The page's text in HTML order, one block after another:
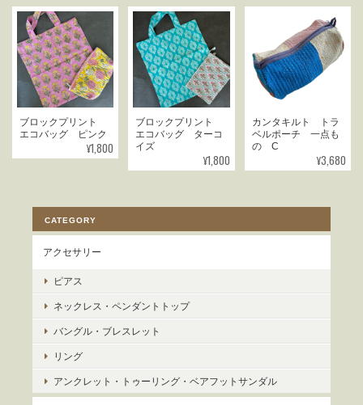
ブロックプリント
エコバッグ ピンク
¥1,800
ブロックプリント
エコバッグ ターコ
イズ
¥1,800
カンタキルト トラ
ベルポーチ 一点も
の C
¥3,680
CATEGORY
アクセサリー
ピアス
ネックレス・ペンダントトップ
バングル・ブレスレット
リング
アンクレット・トゥーリング・ベアフットサンダル